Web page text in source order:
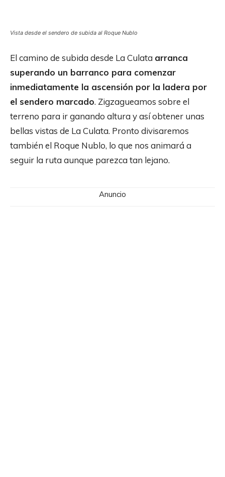
Vista desde el sendero de subida al Roque Nublo
El camino de subida desde La Culata arranca
superando un barranco para comenzar
inmediatamente la ascensión por la ladera por
el sendero marcado. Zigzagueamos sobre el
terreno para ir ganando altura y así obtener unas
bellas vistas de La Culata. Pronto divisaremos
también el Roque Nublo, lo que nos animará a
seguir la ruta aunque parezca tan lejano.
Anuncio